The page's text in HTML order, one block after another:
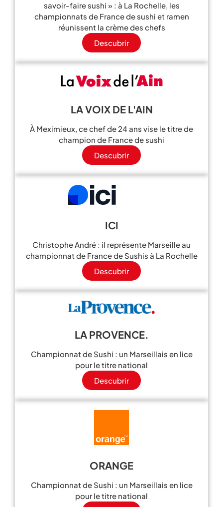
savoir-faire sushi » : à La Rochelle, les
championnats de France de sushi et ramen
réunissent la crème des chefs
Descubrir
LA VOIX DE L'AIN
À Meximieux, ce chef de 24 ans vise le titre de
champion de France de sushi
Descubrir
ICI
Christophe André : il représente Marseille au
championnat de France de Sushis à La Rochelle
Descubrir
LA PROVENCE.
Championnat de Sushi : un Marseillais en lice
pour le titre national
Descubrir
ORANGE
Championnat de Sushi : un Marseillais en lice
pour le titre national